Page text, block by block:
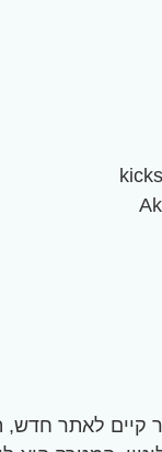
קיים לאתר